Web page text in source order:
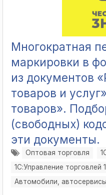
Многократная
маркировки в
из документов
товаров и
товаров».
(свободных)
эти документы.
Оптовая торговля
1С:Управление торговлей
Автомобили, автосервисы